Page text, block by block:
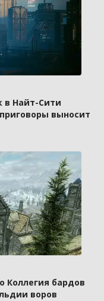
в Найт-Сити
выносит
Коллегия бардов
воров